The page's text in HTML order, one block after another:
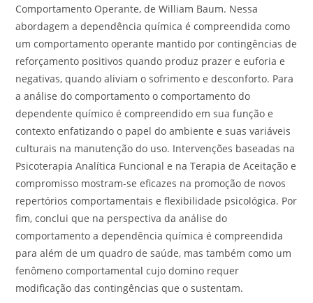
Comportamento Operante, de William Baum. Nessa
abordagem a dependência química é compreendida como
um comportamento operante mantido por contingências de
reforçamento positivos quando produz prazer e euforia e
negativas, quando aliviam o sofrimento e desconforto. Para
a análise do comportamento o comportamento do
dependente químico é compreendido em sua função e
contexto enfatizando o papel do ambiente e suas variáveis
culturais na manutenção do uso. Intervenções baseadas na
Psicoterapia Analítica Funcional e na Terapia de Aceitação e
compromisso mostram-se eficazes na promoção de novos
repertórios comportamentais e flexibilidade psicológica. Por
fim, conclui que na perspectiva da análise do
comportamento a dependência química é compreendida
para além de um quadro de saúde, mas também como um
fenômeno comportamental cujo domino requer
modificação das contingências que o sustentam.